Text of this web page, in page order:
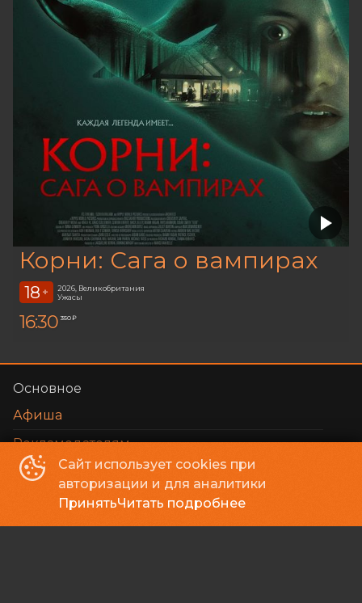
Корни: Сага о вампирах
18 +
2026, Великобритания
Ужасы
16:30 350 ₽
Сайт использует cookies при
авторизации и для аналитики
ПринятьЧитать подробнее
Основное
Афиша
Рекламодателям
Зрителям
Мои билеты
Оплата картой